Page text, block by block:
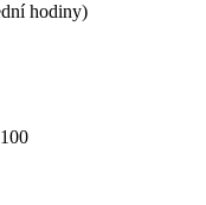
hodiny)